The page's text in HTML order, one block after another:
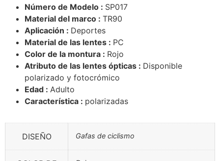
Número de Modelo : SP017
Material del marco : TR90
Aplicación : Deportes
Material de las lentes : PC
Color de la montura : Rojo
Atributo de las lentes ópticas : Disponible
polarizado y fotocrómico
Edad : Adulto
Característica : polarizadas
DISEÑO Gafas de ciclismo